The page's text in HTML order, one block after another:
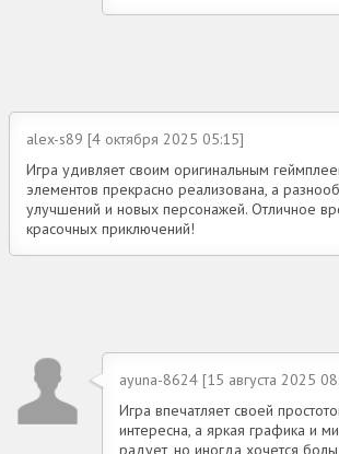
alex-s89 [4 октября 2025 05:15]
Игра удивляет своим оригинальным
элементов прекрасно реализована, а
улучшений и новых персонажей. Отличное
красочных приключений!
ayuna-8624 [15 августа 2025
Игра впечатляет своей
интересна, а яркая графика и